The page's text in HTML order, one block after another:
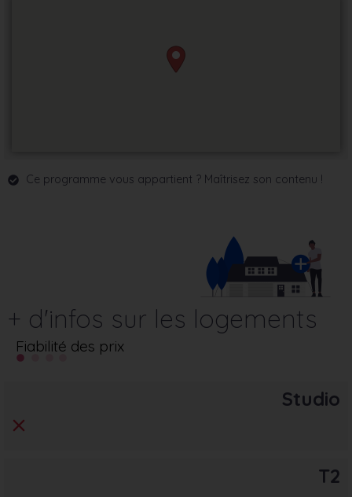
Ce programme vous appartient ? Maîtrisez son contenu !
+ d'infos sur les logements
Fiabilité des prix
Studio
T2